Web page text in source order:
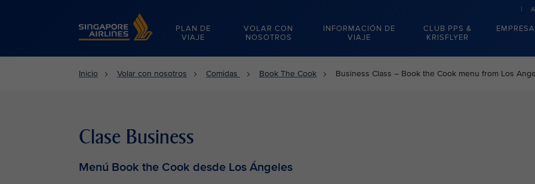
Singapore Airlines Home
PLAN DE
VIAJE
VOLAR CON
NOSOTROS
INFORMACIÓN DE
VIAJE
CLUB PPS &
KRISFLYER
Inicio Volar con nosotros Comidas Book The Cook Business Class – Book the Cook menu from Los
Clase Business
Menú Book the Cook desde Los Ángeles